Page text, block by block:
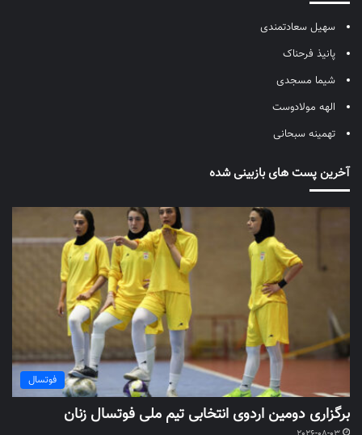
سهیل سعادتمندی
پانیذ فرحناک
شیما مسجدی
الهه مولادوست
تهمینه سبحانی
آخرین پست های بازبینی شده
فوتسال
برگزاری دومین اردوی انتخابی تیم ملی فوتسال زنان